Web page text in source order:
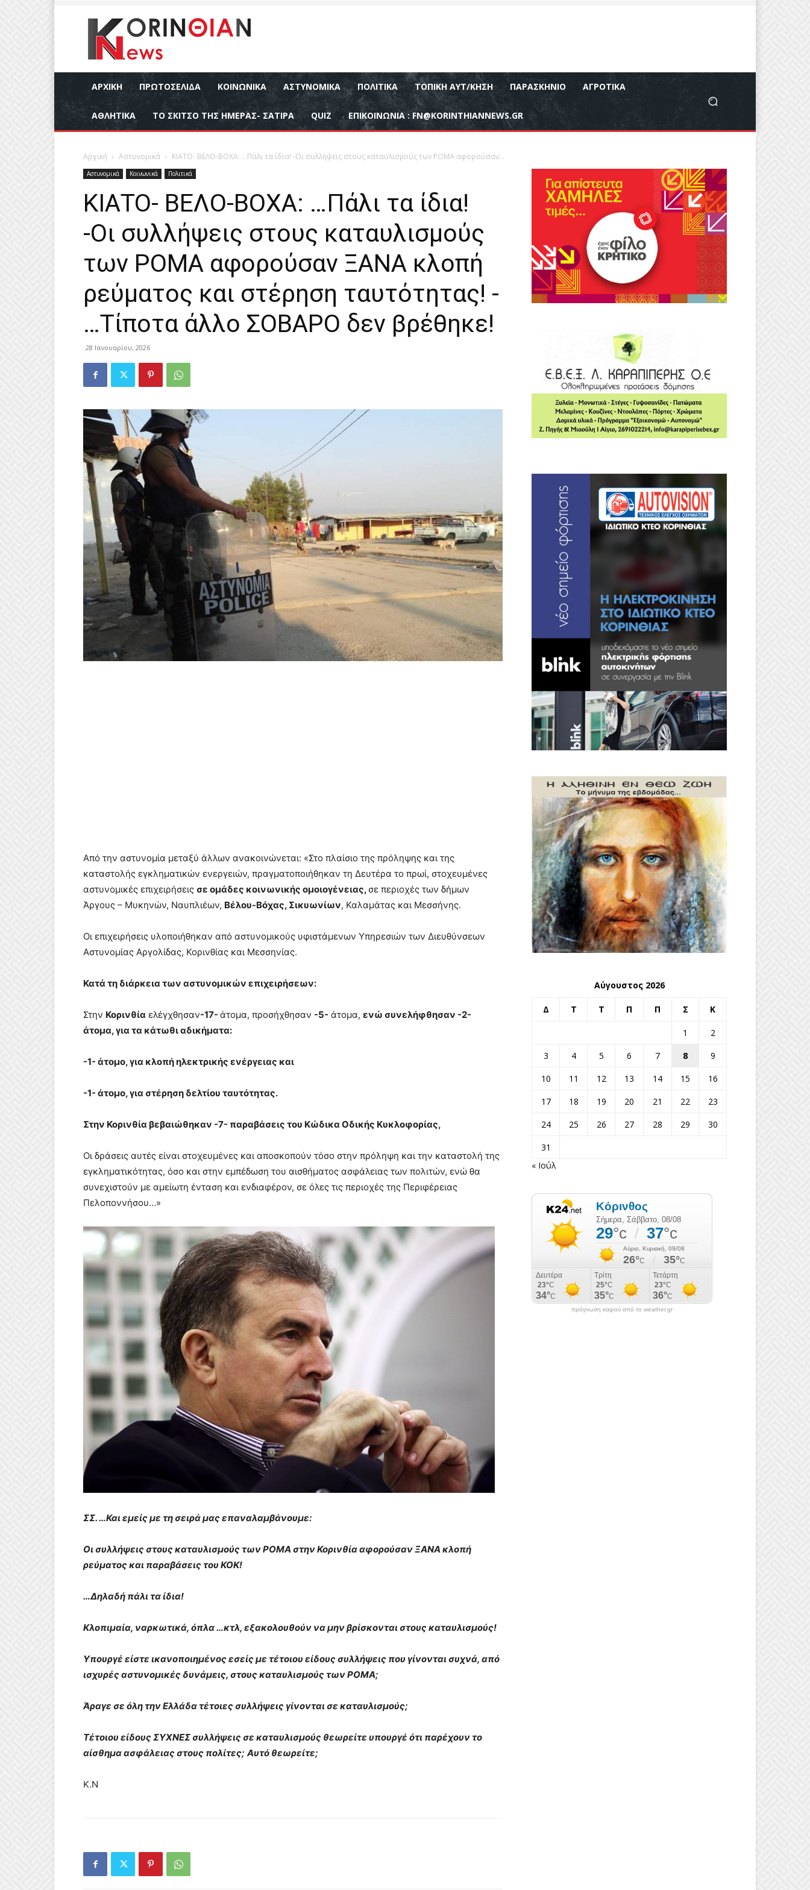
ΑΡΧΙΚΉ ΠΡΩΤΟΣΕΛΙΔΑ ΚΟΙΝΩΝΙΚΆ ΑΣΤΥΝΟΜΙΚΆ ΠΟΛΙΤΙΚΆ ΤΟΠΙΚΉ ΑΥΤ/ΚΗΣΗ ΠΑΡΑΣΚΉΝΙΟ ΑΓΡΟΤΙΚΆ
ΑΘΛΗΤΙΚΆ ΤΟ ΣΚΙΤΣΟ ΤΗΣ ΗΜΕΡΑΣ- ΣΑΤΙΡΑ QUIZ ΕΠΙΚΟΙΝΩΝΊΑ : FN@KORINTHIANNEWS.GR
Αρχική Αστυνομικά ΚΙΑΤΟ- ΒΕΛΟ-ΒΟΧΑ: …Πάλι τα ίδια! -Οι συλλήψεις στους καταυλισμούς των ΡΟΜΑ αφορούσαν...
Αστυνομικά Κοινωνικά Πολιτικά
ΚΙΑΤΟ- ΒΕΛΟ-ΒΟΧΑ: …Πάλι τα ίδια!
-Οι συλλήψεις στους καταυλισμούς
των ΡΟΜΑ αφορούσαν ΞΑΝΑ κλοπή
ρεύματος και στέρηση ταυτότητας! -
…Τίποτα άλλο ΣΟΒΑΡΟ δεν βρέθηκε!
28 Ιανουαρίου, 2026
Από την αστυνομία μεταξύ άλλων ανακοινώνεται: «Στο πλαίσιο της πρόληψης και της
καταστολής εγκληματικών ενεργειών, πραγματοποιήθηκαν τη Δευτέρα το πρωί, στοχευμένες
αστυνομικές επιχειρήσεις σε ομάδες κοινωνικής ομοιογένειας, σε περιοχές των δήμων
Άργους – Μυκηνών, Ναυπλιέων, Βέλου-Βόχας, Σικυωνίων, Καλαμάτας και Μεσσήνης.
Οι επιχειρήσεις υλοποιήθηκαν από αστυνομικούς υφιστάμενων Υπηρεσιών των Διευθύνσεων
Αστυνομίας Αργολίδας, Κορινθίας και Μεσσηνίας.
Κατά τη διάρκεια των αστυνομικών επιχειρήσεων:
Στην Κορινθία ελέγχθησαν-17- άτομα, προσήχθησαν -5- άτομα, ενώ συνελήφθησαν -2-
άτομα, για τα κάτωθι αδικήματα:
-1- άτομο, για κλοπή ηλεκτρικής ενέργειας και
-1- άτομο, για στέρηση δελτίου ταυτότητας.
Στην Κορινθία βεβαιώθηκαν -7- παραβάσεις του Κώδικα Οδικής Κυκλοφορίας,
Οι δράσεις αυτές είναι στοχευμένες και αποσκοπούν τόσο στην πρόληψη και την καταστολή της
εγκληματικότητας, όσο και στην εμπέδωση του αισθήματος ασφάλειας των πολιτών, ενώ θα
συνεχιστούν με αμείωτη ένταση και ενδιαφέρον, σε όλες τις περιοχές της Περιφέρειας
Πελοποννήσου…»
ΣΣ. …Και εμείς με τη σειρά μας επαναλαμβάνουμε:
Οι συλλήψεις στους καταυλισμούς των ΡΟΜΑ στην Κορινθία αφορούσαν ΞΑΝΑ κλοπή
ρεύματος και παραβάσεις του ΚΟΚ!
…Δηλαδή πάλι τα ίδια!
Κλοπιμαία, ναρκωτικά, όπλα …κτλ, εξακολουθούν να μην βρίσκονται στους καταυλισμούς!
Υπουργέ είστε ικανοποιημένος εσείς με τέτοιου είδους συλλήψεις που γίνονται συχνά, από
ισχυρές αστυνομικές δυνάμεις, στους καταυλισμούς των ΡΟΜΑ;
Άραγε σε όλη την Ελλάδα τέτοιες συλλήψεις γίνονται σε καταυλισμούς;
Τέτοιου είδους ΣΥΧΝΕΣ συλλήψεις σε καταυλισμούς θεωρείτε υπουργέ ότι παρέχουν το
αίσθημα ασφάλειας στους πολίτες; Αυτό θεωρείτε;
Κ.Ν
Αύγουστος 2026
Δ Τ Τ Π Π Σ Κ
1
2
3
4 5 6 7 8
9
10
11 12 13 14 15
16
17
18 19 20 21 22
23
24
25 26 27 28 29
30
31
« Ιούλ
πρόγνωση καιρού από το weather.gr